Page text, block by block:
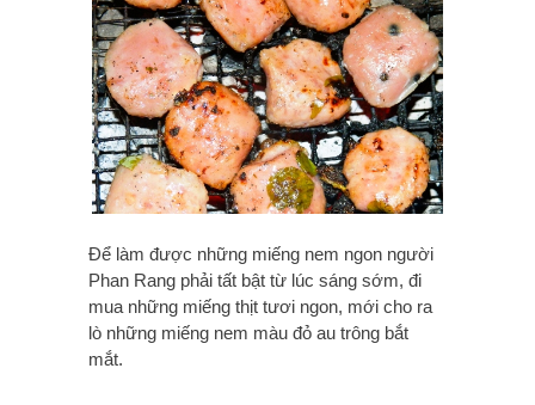
Để làm được những miếng nem ngon người
Phan Rang phải tất bật từ lúc sáng sớm, đi
mua những miếng thịt tươi ngon, mới cho ra
lò những miếng nem màu đỏ au trông bắt
mắt.